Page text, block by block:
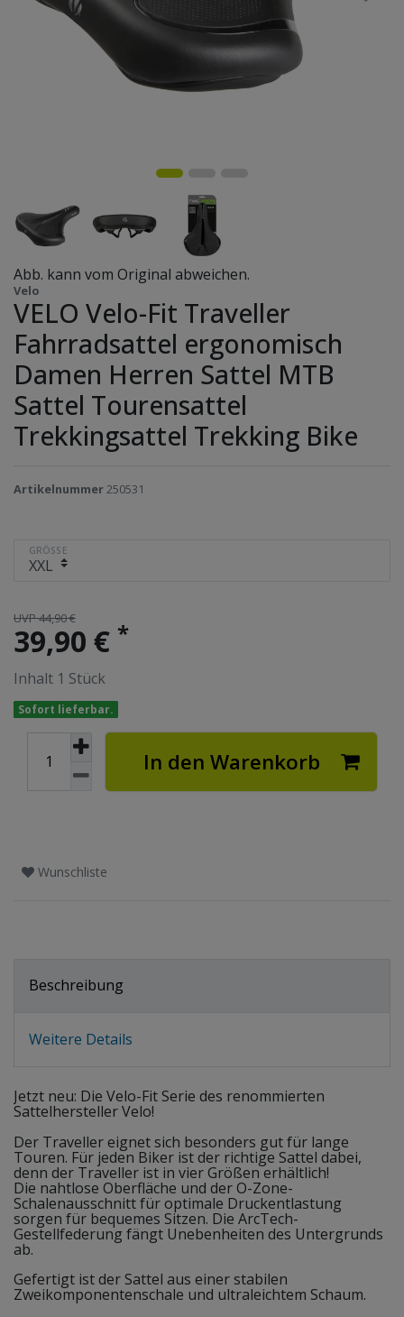
Abb. kann vom Original abweichen.
Velo
VELO Velo-Fit Traveller
Fahrradsattel ergonomisch
Damen Herren Sattel MTB
Sattel Tourensattel
Trekkingsattel Trekking Bike
Artikelnummer250531
GRÖSSE
UVP 44,90 €
39,90 € *
Inhalt 1 Stück
Sofort lieferbar.
In den Warenkorb
Wunschliste
Beschreibung
Weitere Details
Jetzt neu: Die Velo-Fit Serie des renommierten
Sattelhersteller Velo!
Der Traveller eignet sich besonders gut für lange
Touren. Für jeden Biker ist der richtige Sattel dabei,
denn der Traveller ist in vier Größen erhältlich!
Die nahtlose Oberfläche und der O-Zone-
Schalenausschnitt für optimale Druckentlastung
sorgen für bequemes Sitzen. Die ArcTech-
Gestellfederung fängt Unebenheiten des Untergrunds
ab.
Gefertigt ist der Sattel aus einer stabilen
Zweikomponentenschale und ultraleichtem Schaum.